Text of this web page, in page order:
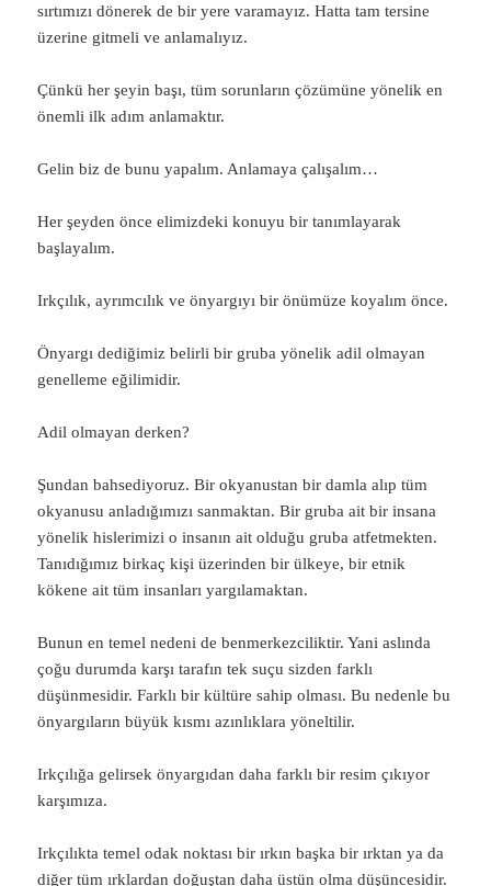
sırtımızı dönerek de bir yere varamayız. Hatta tam tersine
üzerine gitmeli ve anlamalıyız.
Çünkü her şeyin başı, tüm sorunların çözümüne yönelik en
önemli ilk adım anlamaktır.
Gelin biz de bunu yapalım. Anlamaya çalışalım…
Her şeyden önce elimizdeki konuyu bir tanımlayarak
başlayalım.
Irkçılık, ayrımcılık ve önyargıyı bir önümüze koyalım önce.
Önyargı dediğimiz belirli bir gruba yönelik adil olmayan
genelleme eğilimidir.
Adil olmayan derken?
Şundan bahsediyoruz. Bir okyanustan bir damla alıp tüm
okyanusu anladığımızı sanmaktan. Bir gruba ait bir insana
yönelik hislerimizi o insanın ait olduğu gruba atfetmekten.
Tanıdığımız birkaç kişi üzerinden bir ülkeye, bir etnik
kökene ait tüm insanları yargılamaktan.
Bunun en temel nedeni de benmerkezciliktir. Yani aslında
çoğu durumda karşı tarafın tek suçu sizden farklı
düşünmesidir. Farklı bir kültüre sahip olması. Bu nedenle bu
önyargıların büyük kısmı azınlıklara yöneltilir.
Irkçılığa gelirsek önyargıdan daha farklı bir resim çıkıyor
karşımıza.
Irkçılıkta temel odak noktası bir ırkın başka bir ırktan ya da
diğer tüm ırklardan doğuştan daha üstün olma düşüncesidir.